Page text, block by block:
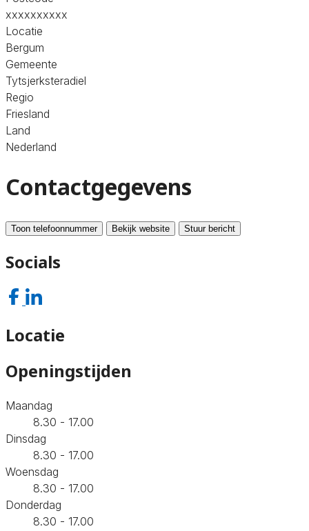
xxxxxxxxxx
Locatie
Bergum
Gemeente
Tytsjerksteradiel
Regio
Friesland
Land
Nederland
Contactgegevens
Toon telefoonnummer Bekijk website Stuur bericht
Socials
Locatie
Openingstijden
Maandag
8.30 - 17.00
Dinsdag
8.30 - 17.00
Woensdag
8.30 - 17.00
Donderdag
8.30 - 17.00